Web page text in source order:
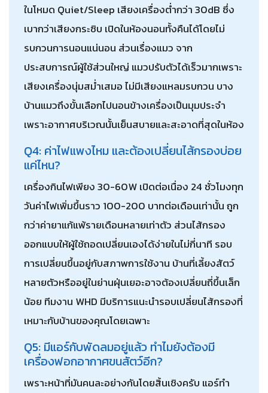
ในโหมด Quiet/Sleep เสียงเครื่องต่ำกว่า 30dB ซึ่ง
เบากว่าเสียงกระซิบ เปิดในห้องนอนทั้งคืนได้โดยไม่
รบกวนการนอนแน่นอน ส่วนเรื่องแมว จาก
ประสบการณ์ผู้ใช้ส่วนใหญ่ แมวปรับตัวได้เร็วมากเพราะ
เสียงเครื่องนุ่มสม่ำเสมอ ไม่มีเสียงแหลมรบกวน บาง
บ้านแมวถึงขั้นเลือกไปนอนข้างเครื่องเป็นมุมประจำ
เพราะอากาศบริเวณนั้นเย็นสบายและสะอาดที่สุดในห้อง
Q4: ค่าไฟแพงไหม และต้องเปลี่ยนไส้กรองบ่อย
แค่ไหน?
เครื่องกินไฟเพียง 30-60W เปิดต่อเนื่อง 24 ชั่วโมงทุก
วันค่าไฟเพิ่มขึ้นราว 100-200 บาทต่อเดือนเท่านั้น ถูก
กว่าค่ายาแก้แพ้รายเดือนหลายเท่าตัว ส่วนไส้กรอง
ออกแบบให้ผู้ใช้ถอดเปลี่ยนเองได้ง่ายในไม่กี่นาที รอบ
การเปลี่ยนขึ้นอยู่กับสภาพการใช้งาน บ้านที่เลี้ยงสัตว์
หลายตัวหรืออยู่ในย่านฝุ่นเยอะอาจต้องเปลี่ยนถี่ขึ้นเล็ก
น้อย ทีมงาน WHD มีบริการแนะนำรอบเปลี่ยนไส้กรองที่
เหมาะกับบ้านของคุณโดยเฉพาะ
Q5: มีแอร์กับพัดลมอยู่แล้ว ทำไมยังต้องมี
เครื่องฟอกอากาศขนสัตว์อีก?
เพราะหน้าที่มันคนละอย่างกันโดยสิ้นเชิงครับ แอร์ทำ